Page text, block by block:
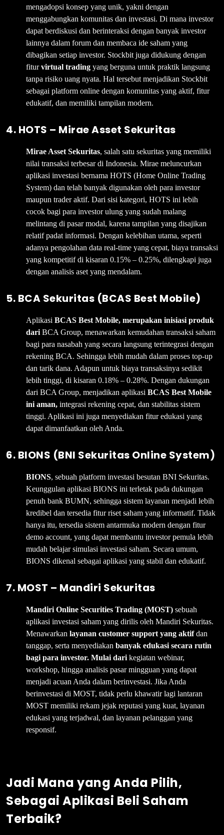
mengadopsi konsep yang unik, yakni dengan
menggabungkan komunitas dan investasi. Di mana investor
dapat berdiskusi dan berinteraksi dengan banyak investor
lainnya dalam forum dan membaca ide saham yang
dibagikan setiap investor. Stockbit juga didukung dengan
fiturvirtual trading yang berguna untuk praktik langsung
tanpa risiko uang nyata. Hal tersebut menjadikan Stockbit
sebagai platform online dengan komunitas yang aktif, fitur
edukatif, dan memiliki tampilan modern.
4. HOTS – Mirae Asset Sekuritas
Mirae Asset Sekuritas, salah satu sekuritas yang memiliki
nilai transaksi terbesar di Indonesia. Mirae meluncurkan
aplikasi investasi bernama HOTS (Home Online Trading
System) dan telah banyak digunakan oleh para investor
maupun trader aktif. Dari sisi kategori, HOTS ini lebih
cocok bagi para investor ulung yang sudah malang
melintang di pasar modal, karena tampilan yang disajikan
relatif padat informasi. Dengan kelebihan utama, seperti
adanya pengolahan data real-time yang cepat, biaya transaksi
yang kompetitif di kisaran 0.15% – 0.25%, dilengkapi juga
dengan analisis aset yang mendalam.
5. BCA Sekuritas (BCAS Best Mobile)
Aplikasi BCAS Best Mobile, merupakan inisiasi produk
dari BCA Group, menawarkan kemudahan transaksi saham
bagi para nasabah yang secara langsung terintegrasi dengan
rekening BCA. Sehingga lebih mudah dalam proses top-up
dan tarik dana. Adapun untuk biaya transaksinya sedikit
lebih tinggi, di kisaran 0.18% – 0.28%. Dengan dukungan
dari BCA Group, menjadikan aplikasi BCAS Best Mobile
ini aman, integrasi rekening cepat, dan stabilitas sistem
tinggi. Aplikasi ini juga menyediakan fitur edukasi yang
dapat dimanfaatkan oleh Anda.
6. BIONS (BNI Sekuritas Online System)
BIONS, sebuah platform investasi besutan BNI Sekuritas.
Keunggulan aplikasi BIONS ini terletak pada dukungan
penuh bank BUMN, sehingga sistem layanan menjadi lebih
kredibel dan tersedia fitur riset saham yang informatif. Tidak
hanya itu, tersedia sistem antarmuka modern dengan fitur
demo account, yang dapat membantu investor pemula lebih
mudah belajar simulasi investasi saham. Secara umum,
BIONS dikenal sebagai aplikasi yang stabil dan edukatif.
7. MOST – Mandiri Sekuritas
Mandiri Online Securities Trading (MOST) sebuah
aplikasi investasi saham yang dirilis oleh Mandiri Sekuritas.
Menawarkan layanan customer support yang aktifdan
tanggap, serta menyediakan banyak edukasi secara rutin
bagi para investor. Mulai dari kegiatan webinar,
workshop, hingga analisis pasar mingguan yang dapat
menjadi acuan Anda dalam berinvestasi. Jika Anda
berinvestasi di MOST, tidak perlu khawatir lagi lantaran
MOST memiliki rekam jejak reputasi yang kuat, layanan
edukasi yang terjadwal, dan layanan pelanggan yang
responsif.
Jadi Mana yang Anda Pilih,
Sebagai Aplikasi Beli Saham
Terbaik?